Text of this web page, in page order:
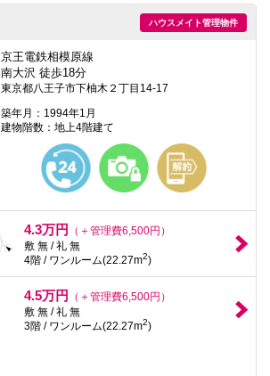
ハウスメイト管理物件
京王電鉄相模原線
南大沢 徒歩18分
東京都八王子市下柚木２丁目14-17
築年月：1994年1月
建物階数：地上4階建て
4.3万円
（＋管理費6,500円）
敷 無 / 礼 無
4階 / ワンルーム(22.27m2)
4.5万円
（＋管理費6,500円）
敷 無 / 礼 無
3階 / ワンルーム(22.27m2)